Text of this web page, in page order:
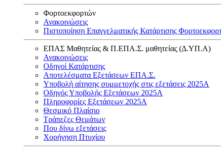
Φορτοεκφορτών
Ανακοινώσεις
Πιστοποίηση Επαγγελματικής Κατάρτισης
ΕΠΑΣ Μαθητείας & Π.ΕΠΑ.Σ. μαθητείας (Δ.ΥΠ.Α)
Ανακοινώσεις
Oδηγοί Κατάρτισης
Αποτελέσματα Εξετάσεων ΕΠΑ.Σ.
Υποβολή αίτησης συμμετοχής στις εξετάσεις 2025Α
Οδηγός Υποβολής Εξετάσεων 2025A
Πληροφορίες Εξετάσεων 2025Α
Θεσμικό Πλαίσιο
Τράπεζες Θεμάτων
Που δίνω εξετάσεις
Χορήγηση Πτυχίου